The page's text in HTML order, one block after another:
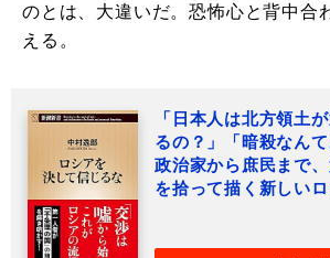
のとは、大違いだ。恐怖心と背中合
える。
「日本人は北方領土
るの？」「暗殺なんて
政治家から庶民まで
を拾って描く新しい